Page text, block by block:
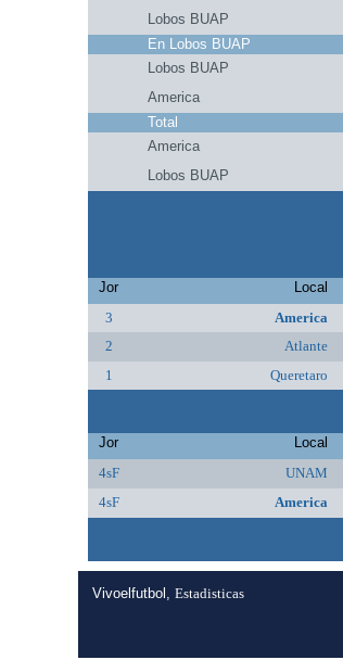
Lobos BUAP
En Lobos BUAP
Lobos BUAP
America
Total
America
Lobos BUAP
Jor Local
3
America
2
Atlante
1
Queretaro
Jor Local
4sF
UNAM
4sF
America
Vivoelfutbol,Estadisticas